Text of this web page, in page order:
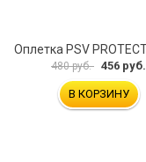
480 руб. 456 руб.
В КОРЗИНУ